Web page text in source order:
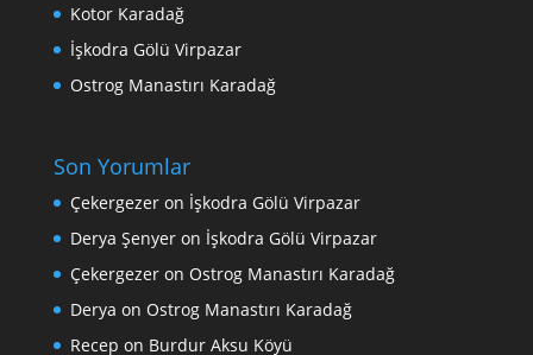
Kotor Karadağ
İşkodra Gölü Virpazar
Ostrog Manastırı Karadağ
Son Yorumlar
Çekergezeron İşkodra Gölü Virpazar
Derya Şenyeron İşkodra Gölü Virpazar
Çekergezeron Ostrog Manastırı Karadağ
Derya on Ostrog Manastırı Karadağ
Recep on Burdur Aksu Köyü